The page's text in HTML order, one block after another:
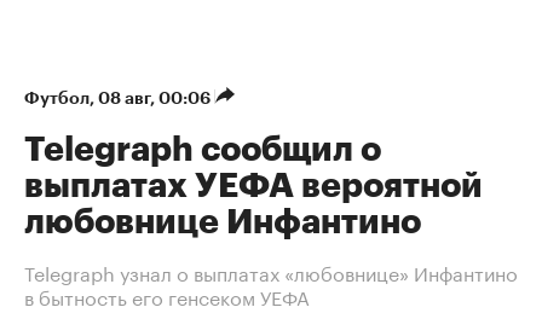
Футбол⁠, 08 авг, 00:06
Telegraph сообщил о
выплатах УЕФА вероятной
любовнице Инфантино
Telegraph узнал о выплатах «любовнице» Инфантино
в бытность его генсеком УЕФА